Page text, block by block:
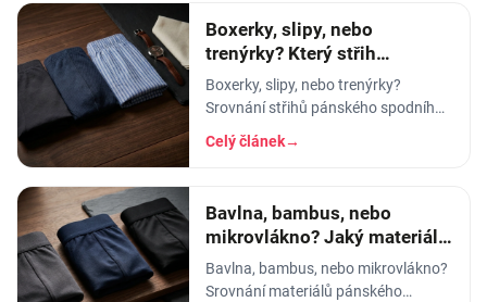
Boxerky, slipy, nebo
trenýrky? Který střih
pánského prádla vybrat
Boxerky, slipy, nebo trenýrky?
Srovnání střihů pánského spodního
prádla - pohodlí, opora, pod jaké
kalhoty a na jakou příležitost se
Celý článek→
Bavlna, bambus, nebo
mikrovlákno? Jaký materiál
pánského prádla vybrat
Bavlna, bambus, nebo mikrovlákno?
Srovnání materiálů pánského